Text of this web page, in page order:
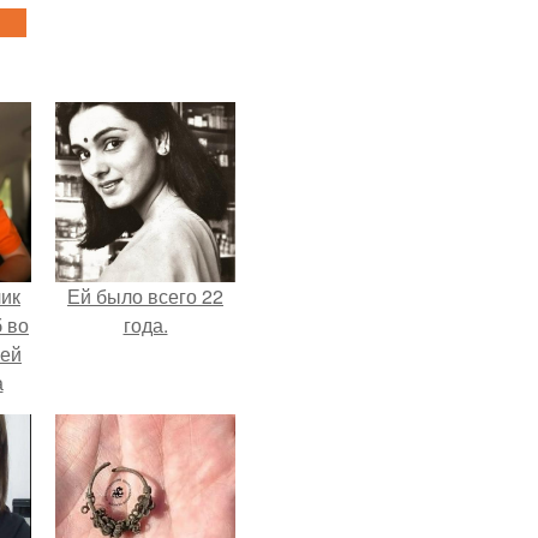
во
Ей было всего 22
года.